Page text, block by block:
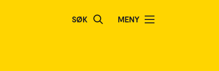
SØK MENY